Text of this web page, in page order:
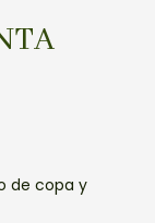
de copa y